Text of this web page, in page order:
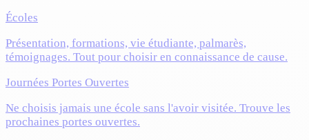
Écoles
Présentation, formations, vie étudiante, palmarès,
témoignages. Tout pour choisir en connaissance de cause.
Journées Portes Ouvertes
Ne choisis jamais une école sans l'avoir visitée. Trouve les
prochaines portes ouvertes.